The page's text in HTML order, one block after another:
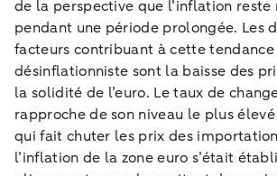
de la perspective que l’inflation reste
pendant une période prolongée. Les
facteurs contribuant à cette tendance
désinflationniste sont la baisse des
la solidité de l’euro. Le taux de
rapproche de son niveau le plus
qui fait chuter les prix des
l’inflation de la zone euro s’était